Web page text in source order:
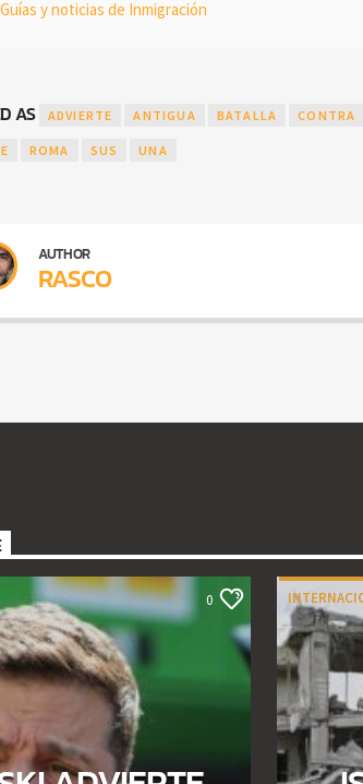
Guías y noticias de Inmigración
AS ADVIERTE ANTIGUA BATALLA CONTRA
ROMA SUS UNA
AUTHOR
RASCO
0